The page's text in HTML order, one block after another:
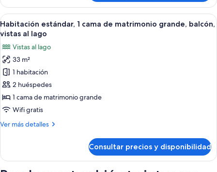
para
personas
con
discapacidad
estándar,
cama
de
grande,
accesible
para
personas
con
Abrir
todas
fotos
de
Habitación
estándar,
1
cama
matrimonio
vistas
Minibar, caja fuerte, escritorio y
9
Habitación estándar, 1 cama de matrimonio grande, balcón,
vistas al lago
Vistas al lago
33 m²
1 habitación
2 huéspedes
1 cama de matrimonio grande
Wifi gratis
Ver más detalles
Más
estándar,
Consultar precios y disponibilidad